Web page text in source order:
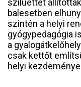
sziluettet
balesetben
szintén a helyi
gyógypedagógia
a
csak kettőt
helyi